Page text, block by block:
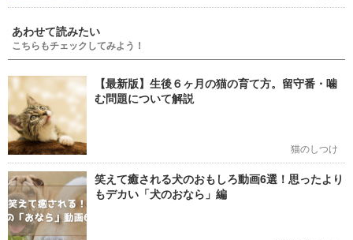
あわせて読みたい
こちらもチェックしてみよう！
【最新版】生後６ヶ月の猫の育て方。留守番・噛
む問題について解説
猫のしつけ
笑えて癒される犬のおもしろ動画6選！思ったより
もデカい「犬のおなら」編